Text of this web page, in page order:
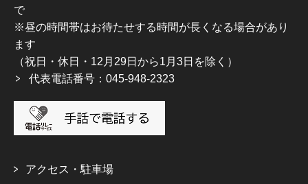
で
※昼の時間帯はお待たせする時間が長くなる場合があり
ます
（祝日・休日・12月29日から1月3日を除く）
代表電話番号：045-948-2323
アクセス・駐車場